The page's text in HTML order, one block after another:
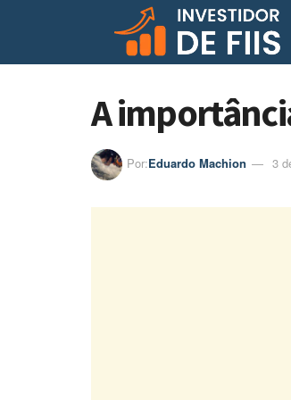
A
Por:Eduardo Machion 3